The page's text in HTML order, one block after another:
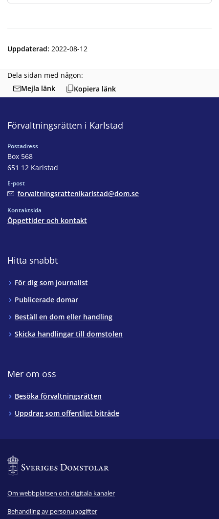
Uppdaterad: 2022-08-12
Dela sidan med någon:
Mejla länk
Kopiera länk
Förvaltningsrätten i Karlstad
Postadress
Box 568
651 12 Karlstad
E-post
forvaltningsrattenikarlstad@dom.se
Kontaktsida
Öppettider och kontakt
Hitta snabbt
För dig som journalist
Publicerade domar
Beställ en dom eller handling
Skicka handlingar till domstolen
Mer om oss
Besöka förvaltningsrätten
Uppdrag som offentligt biträde
Om webbplatsen och digitala kanaler
Behandling av personuppgifter